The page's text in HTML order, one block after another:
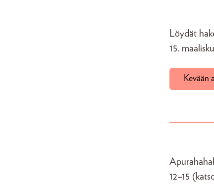
Löydät
15.
Kevään
12–15